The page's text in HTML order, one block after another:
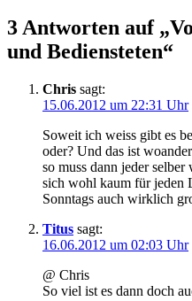
3 Antworten auf
und Bediensteten“
Chris sagt:
15.06.2012 um 22:31 Uhr
Soweit ich weiss gibt es
oder? Und das ist
so muss dann jeder
sich wohl kaum für jeden
Sonntags auch wirklich
Titus sagt:
16.06.2012 um 02:03 Uhr
@ Chris
So viel ist es dann doch